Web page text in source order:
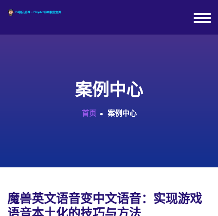
案例中心
首页 案例中心
魔兽英文语音变中文语音：实现游戏